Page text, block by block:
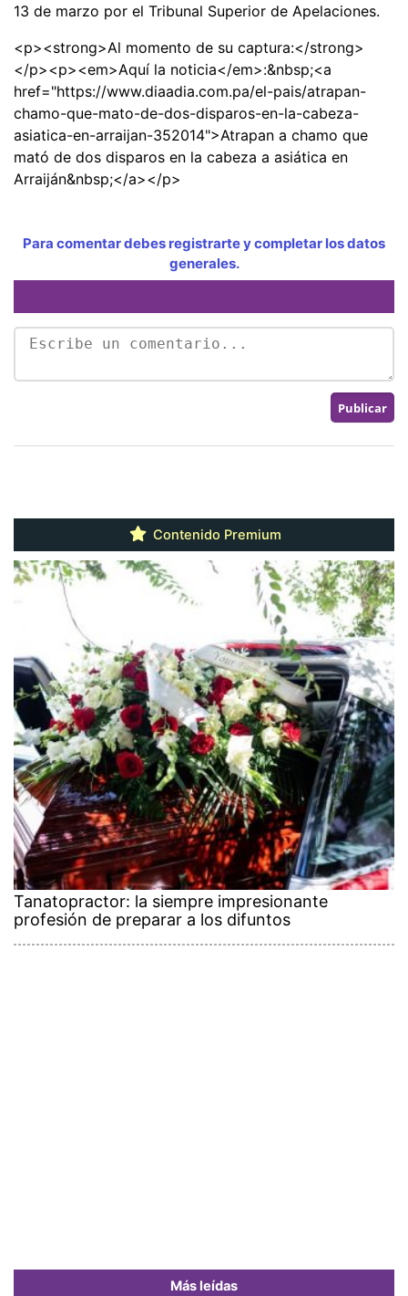
13 de marzo por el Tribunal Superior de Apelaciones.
<p><strong>Al momento de su captura:</strong>
</p><p><em>Aquí la noticia</em>:&nbsp;<a
href="https://www.diaadia.com.pa/el-pais/atrapan-
chamo-que-mato-de-dos-disparos-en-la-cabeza-
asiatica-en-arraijan-352014">Atrapan a chamo que
mató de dos disparos en la cabeza a asiática en
Arraiján&nbsp;</a></p>
Para comentar debes registrarte y completar los datos
generales.
Contenido Premium
Tanatopractor: la siempre impresionante
profesión de preparar a los difuntos
Más leídas